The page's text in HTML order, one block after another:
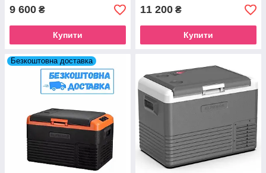
9 600 ₴
Купити
11 200 ₴
Купити
Безкоштовна доставка